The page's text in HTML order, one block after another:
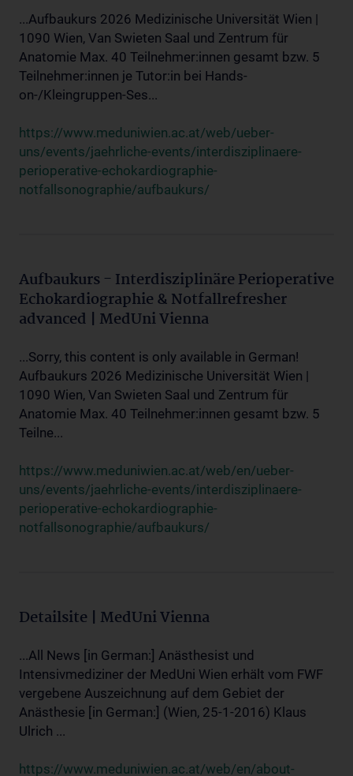
...Aufbaukurs 2026 Medizinische Universität Wien |
1090 Wien, Van Swieten Saal und Zentrum für
Anatomie Max. 40 Teilnehmer:innen gesamt bzw. 5
Teilnehmer:innen je Tutor:in bei Hands-
on-/Kleingruppen-Ses...
https://www.meduniwien.ac.at/web/ueber-
uns/events/jaehrliche-events/interdisziplinaere-
perioperative-echokardiographie-
notfallsonographie/aufbaukurs/
Aufbaukurs - Interdisziplinäre Perioperative
Echokardiographie & Notfallrefresher
advanced | MedUni Vienna
...Sorry, this content is only available in German!
Aufbaukurs 2026 Medizinische Universität Wien |
1090 Wien, Van Swieten Saal und Zentrum für
Anatomie Max. 40 Teilnehmer:innen gesamt bzw. 5
Teilne...
https://www.meduniwien.ac.at/web/en/ueber-
uns/events/jaehrliche-events/interdisziplinaere-
perioperative-echokardiographie-
notfallsonographie/aufbaukurs/
Detailsite | MedUni Vienna
...All News [in German:] Anästhesist und
Intensivmediziner der MedUni Wien erhält vom FWF
vergebene Auszeichnung auf dem Gebiet der
Anästhesie [in German:] (Wien, 25-1-2016) Klaus
Ulrich ...
https://www.meduniwien.ac.at/web/en/about-